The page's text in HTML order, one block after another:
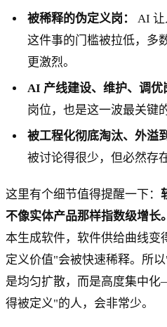
被稀释的伪定义岗：
AI
这件事的门槛被拉低，多
更激烈。
AI 产线建设、维护、调优
岗位，也是这一波最关键
被工程化彻底淘汰、外溢
被讨论得很少，但必然存在
这里有个细节值得提醒一下：
不像实体产品那样指数级增长。
本生成软件，软件供给曲线变
定义价值"会被快速稀释。所
是均匀扩散，而是高度集中
得被定义"的人，会非常少。